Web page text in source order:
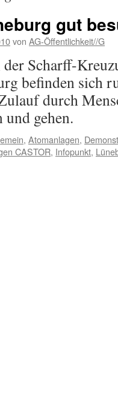
gut
von AG-Öffentlichkeit//G
Scharff-
befinden sich
durch
gehen.
, Atomanlagen,
CASTOR, Infopunkt,